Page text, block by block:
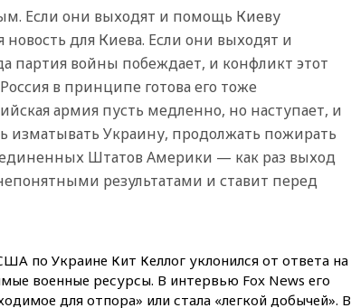
вчера, 16:35
восстановление Херсонской
области направят 6,8 млрд
рублей
вчера, 16:16The Guardian:
гипоаллергенных собак
вчера, 15:45
«Электро-Л» № 5 введен в
эксплуатацию
вчера, 15:15В половине
штатов США зафиксирована
вспышка сальмонеллеза
Если они выходят и помощь Киеву
для Киева. Если они выходят и
партия войны побеждает, и конфликт этот
в принципе готова его тоже
армия пусть медленно, но наступает, и
изматывать Украину, продолжать пожирать
Штатов Америки — как раз выход
результатами и ставит перед
по Украине Кит Келлог уклонился от ответа на
военные ресурсы. В интервью Fox News его
для отпора» или стала «легкой добычей». В